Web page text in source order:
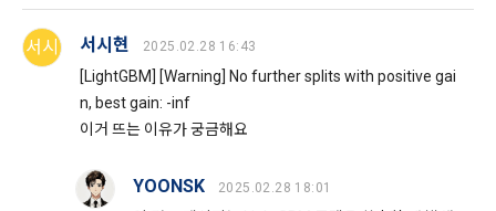
제 25 조 (손해배상)
타 “회원”(개인회원, 기업회원 모두 포함)의 귀책사유로 "회원"의
손해가 발생한 경우 "회사"는 이에 대한 배상 책임이 없다.
제 26 조 (면책 조항)
1. “회사”는 천재지변 또는 기타 불가항력적인 사유로 인해 서비
스를 제공할 수 없는 경우에는 서비스 제공 중지에 대한 책임을
5) 동의를 거부할 권리가 있다는 사실 및 동의 거부에 따른 불이
익이 있는 경우에는 그 불이익의 내용
다만, 수집하는 개인정보의 항목, 이용목적의 변경 등과 같이 이
하며, 필요 시 이용자 동의를 다시 받을 수도 있습니다.
서시 서시현 2025.02.28 16:43
[LightGBM] [Warning] No further splits with positive gai
n, best gain: -inf
이거 뜨는 이유가 궁금해요
YOONSK 2025.02.28 18:01